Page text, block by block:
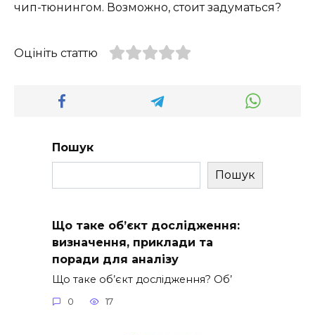
чип-тюнингом. Возможно, стоит задуматься?
Оцініть статтю
Пошук
Пошук
Що таке об’єкт дослідження:
визначення, приклади та
поради для аналізу
Що таке об’єкт дослідження? Об’
0 17